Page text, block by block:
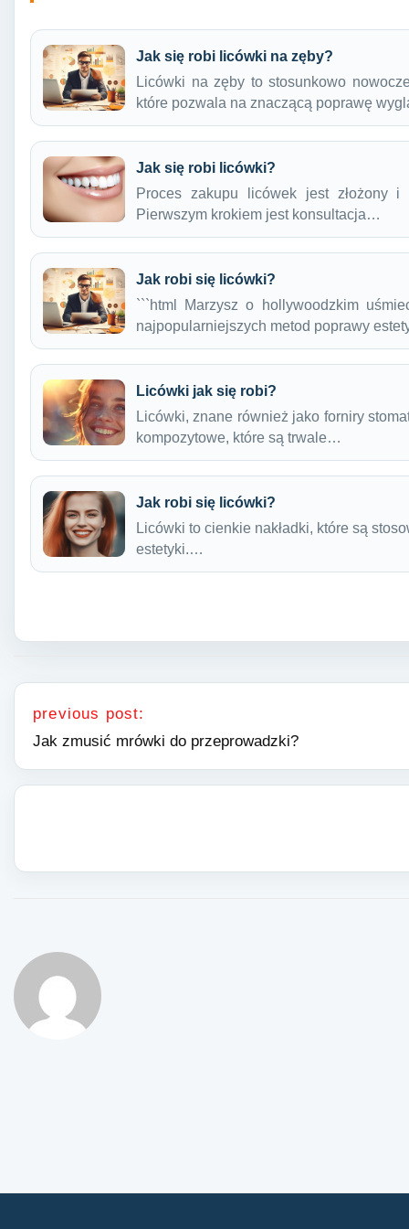
Jak się robi licówki na zęby?
Licówki na zęby to stosunkowo
które pozwala na znaczącą poprawę
Jak się robi licówki?
Proces zakupu licówek jest złożony
Pierwszym krokiem jest konsultacja…
Jak robi się licówki?
```html Marzysz o hollywoodzkim
najpopularniejszych metod poprawy
Licówki jak się robi?
Licówki, znane również jako forniry
kompozytowe, które są trwale…
Jak robi się licówki?
Licówki to cienkie nakładki, które są
estetyki.…
Nawigacja wpisu
previous post:
Jak zmusić mrówki do przeprowadzki?